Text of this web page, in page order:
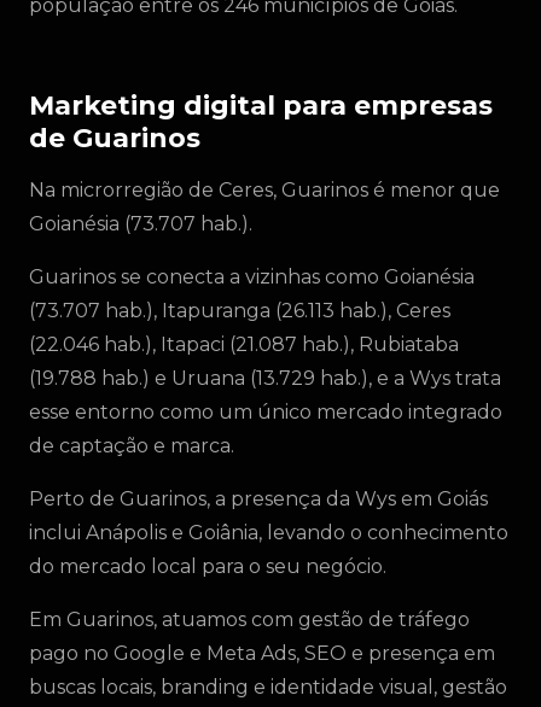
população entre os 246 municípios de Goiás.
Marketing digital para empresas
de Guarinos
Na microrregião de Ceres, Guarinos é menor que
Goianésia (73.707 hab.).
Guarinos se conecta a vizinhas como Goianésia
(73.707 hab.), Itapuranga (26.113 hab.), Ceres
(22.046 hab.), Itapaci (21.087 hab.), Rubiataba
(19.788 hab.) e Uruana (13.729 hab.), e a Wys trata
esse entorno como um único mercado integrado
de captação e marca.
Perto de Guarinos, a presença da Wys em Goiás
inclui Anápolis e Goiânia, levando o conhecimento
do mercado local para o seu negócio.
Em Guarinos, atuamos com gestão de tráfego
pago no Google e Meta Ads, SEO e presença em
buscas locais, branding e identidade visual, gestão